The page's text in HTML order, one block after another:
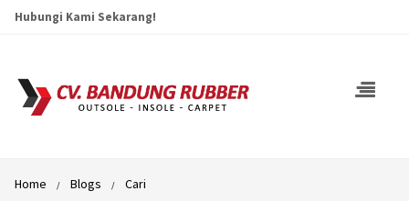
Hubungi Kami Sekarang!
Home Blogs Cari